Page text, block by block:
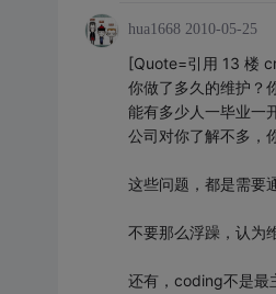
hua1668 2010-05-25
[Quote=引用 13 楼
你做了多久的维护？
能有多少人一毕业一
公司对你了解不多，
这些问题，都是需要
不要那么浮躁，认为
还有，coding不是最